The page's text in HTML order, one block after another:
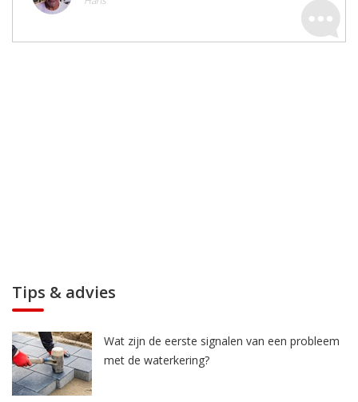
Tips & advies
Wat zijn de eerste signalen van een probleem
met de waterkering?